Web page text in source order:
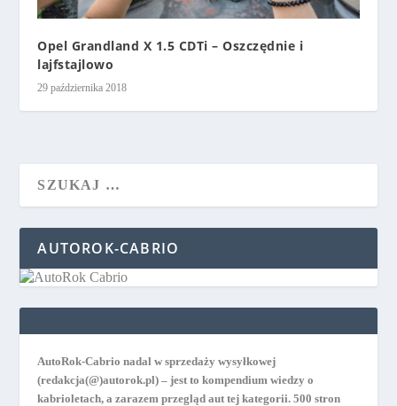
Opel Grandland X 1.5 CDTi – Oszczędnie i
lajfstajlowo
29 października 2018
AUTOROK-CABRIO
AutoRok-Cabrio nadal w sprzedaży wysyłkowej
(redakcja(@)autorok.pl) – jest to kompendium wiedzy o
kabrioletach, a zarazem przegląd aut tej kategorii. 500 stron